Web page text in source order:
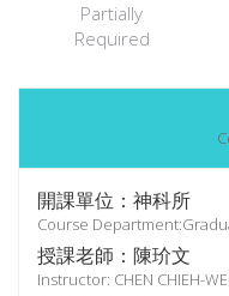
Partially
Required
開課單位：神科所
Course
授課老師：陳玠文
Instructor: CHEN CHIEH-